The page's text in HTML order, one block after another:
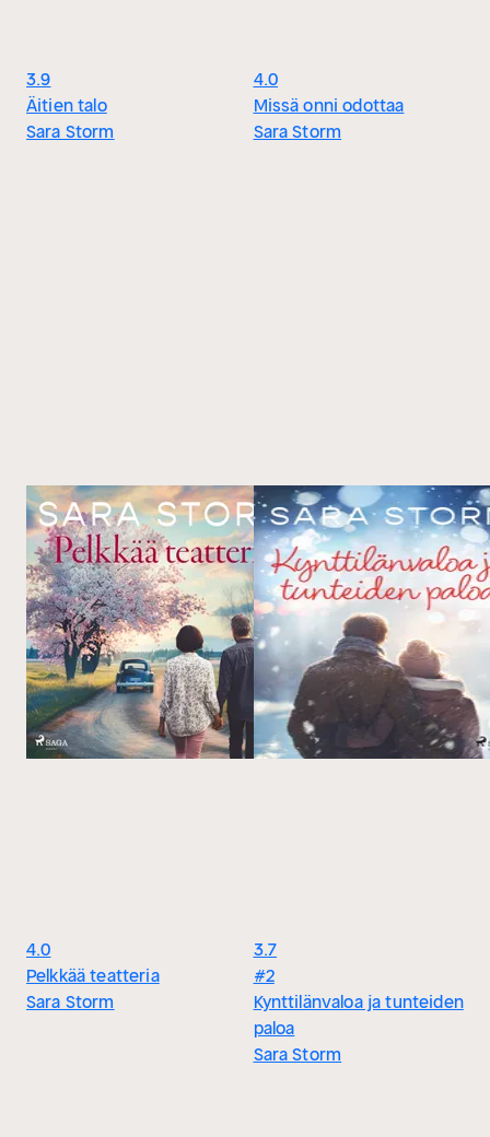
3.9
Äitien talo
Sara Storm
4.0
Missä onni odottaa
Sara Storm
4.0
Pelkkää teatteria
Sara Storm
3.7
#2
Kynttilänvaloa ja tunteiden
paloa
Sara Storm